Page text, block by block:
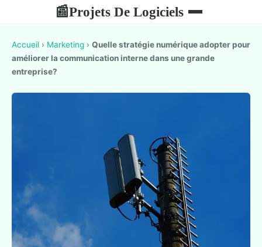
📰Projets De Logiciels
Accueil › Marketing › Quelle stratégie numérique adopter pour
améliorer la communication interne dans une grande
entreprise?